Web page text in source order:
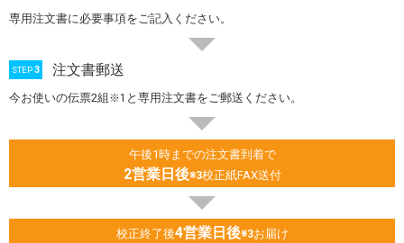
専用注文書に必要事項をご記入ください。
STEP3 注文書郵送
今お使いの伝票2組 ※1 と専用注文書をご郵送ください。
午後1時までの注文書到着で
2営業日後※3校正紙FAX送付
校正終了後4営業日後※3お届け